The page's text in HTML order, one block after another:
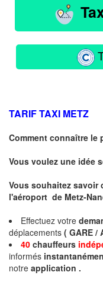
TARIF TAXI METZ
Comment connaître le
Vous voulez une idée
Vous souhaitez savoir
l'aéroport de Metz-
Effectuez votre
déplacements ( GARE /
40 chauffeurs
informés
notre application .